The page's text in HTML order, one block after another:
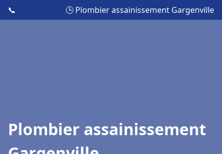
📞 🕒 Plombier assainissement Gargenville
Plombier assainissement